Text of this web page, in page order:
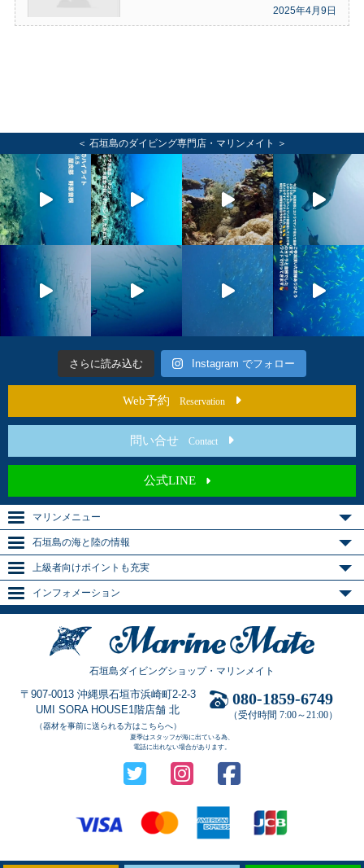
2025年4月9日
＜ 石垣島のダイビング専門店・マリンメイト ＞
さらに読み込む Instagram でフォロー
Web予約 Reservation
問い合せ Contact
公式LINE
マリンメニュー
石垣島の海と陸の情報
上級者向けポイントも充実
インフォメーション
石垣島ダイビングショップ・マリンメイト
〒907-0013 沖縄県石垣市浜崎町2-2-3
UMI SORA HOUSE1階店舗 北
（器材を事前に送られる方はこちらへ）
080-1859-6749
（受付時間 7:00～21:00）
夏季はスタッフが海に出ている為、
電話に出れない場合があります。